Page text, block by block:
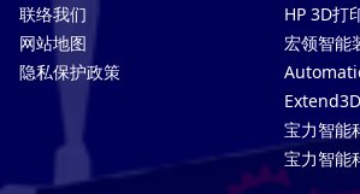
联络我们
网站地图
隐私保护政策
HP 3D打
宏领智能
宝力智能
宝力智能